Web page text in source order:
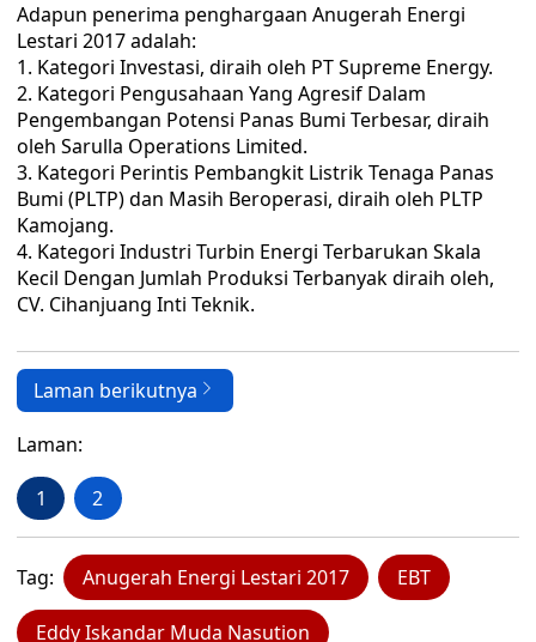
Adapun penerima penghargaan Anugerah Energi
Lestari 2017 adalah:
1. Kategori Investasi, diraih oleh PT Supreme Energy.
2. Kategori Pengusahaan Yang Agresif Dalam
Pengembangan Potensi Panas Bumi Terbesar, diraih
oleh Sarulla Operations Limited.
3. Kategori Perintis Pembangkit Listrik Tenaga Panas
Bumi (PLTP) dan Masih Beroperasi, diraih oleh PLTP
Kamojang.
4. Kategori Industri Turbin Energi Terbarukan Skala
Kecil Dengan Jumlah Produksi Terbanyak diraih oleh,
CV. Cihanjuang Inti Teknik.
Laman berikutnya
Laman:
1 2
Tag: Anugerah Energi Lestari 2017 EBT
Eddy Iskandar Muda Nasution